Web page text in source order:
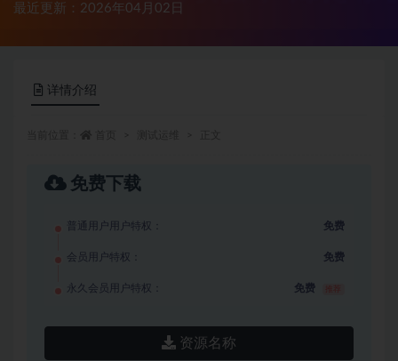
最近更新：2026年04月02日
详情介绍
免费下载
普通用户用户特权： 免费
会员用户特权： 免费
永久会员用户特权： 免费
资源名称